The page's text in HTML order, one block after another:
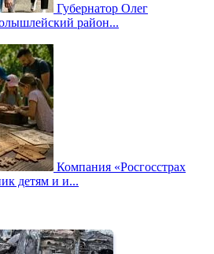
Губернатор Олег
район...
Компания «Росгосстрах
детям и и...